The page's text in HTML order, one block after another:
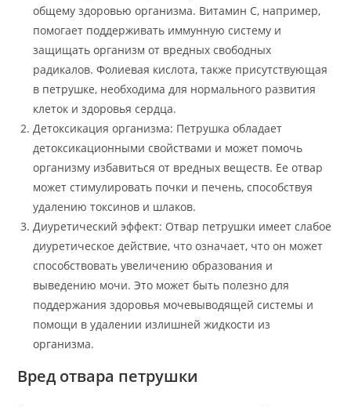
общему здоровью организма. Витамин С, например,
помогает поддерживать иммунную систему и
защищать организм от вредных свободных
радикалов. Фолиевая кислота, также присутствующая
в петрушке, необходима для нормального развития
клеток и здоровья сердца.
Детоксикация организма: Петрушка обладает
детоксикационными свойствами и может помочь
организму избавиться от вредных веществ. Ее отвар
может стимулировать почки и печень, способствуя
удалению токсинов и шлаков.
Диуретический эффект: Отвар петрушки имеет слабое
диуретическое действие, что означает, что он может
способствовать увеличению образования и
выведению мочи. Это может быть полезно для
поддержания здоровья мочевыводящей системы и
помощи в удалении излишней жидкости из
организма.
Вред отвара петрушки